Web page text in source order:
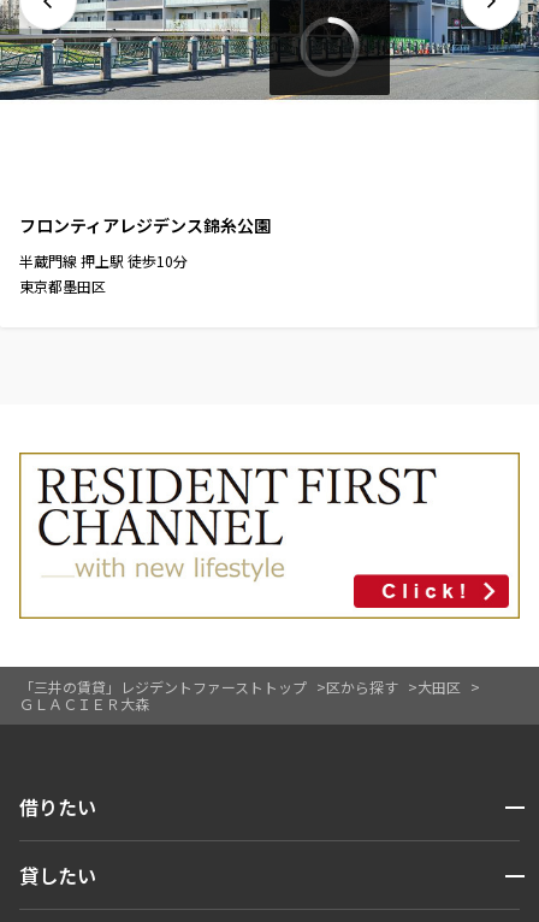
「三井の賃貸」レジデントファーストトップ 区から探す
大田区
ＧＬＡＣＩＥＲ大森
フロンティアレジデンス錦糸公園
半蔵門線 押上駅 徒歩10分
東京都墨田区
借りたい 開閉
人気エリアから探す
貸したい 開閉